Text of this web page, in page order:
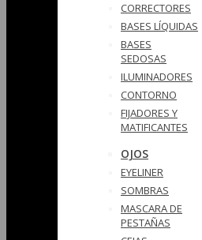
CORRECTORES
BASES LÍQUIDAS
BASES
SEDOSAS
ILUMINADORES
CONTORNO
FIJADORES Y
MATIFICANTES
OJOS
EYELINER
SOMBRAS
MASCARA DE
PESTAÑAS